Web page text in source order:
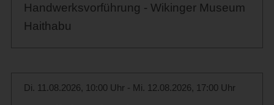
Handwerksvorführung - Wikinger Museum
Haithabu
Di. 11.08.2026, 10:00 Uhr - Mi. 12.08.2026, 17:00 Uhr